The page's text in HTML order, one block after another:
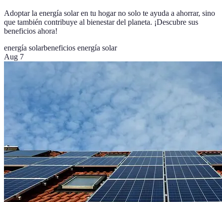
Adoptar la energía solar en tu hogar no solo te ayuda a ahorrar, sino
que también contribuye al bienestar del planeta. ¡Descubre sus
beneficios ahora!
energía solarbeneficios energía solar
Aug 7